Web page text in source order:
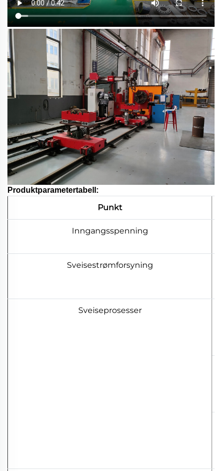
Produktparametertabell:
Punkt
Inngangsspenning
Sveisestrømforsyning
Sveiseprosesser